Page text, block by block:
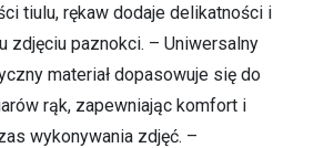
tiulu, rękaw dodaje delikatności i
zdjęciu paznokci. – Uniwersalny
materiał dopasowuje się do
rąk, zapewniając komfort i
wykonywania zdjęć. –